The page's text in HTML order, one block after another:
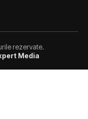
rezervate.
Media